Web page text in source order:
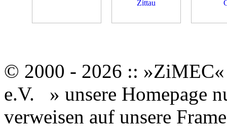
© 2000 - 2026 ::
e.V.
» unsere Homepage
verweisen auf unsere